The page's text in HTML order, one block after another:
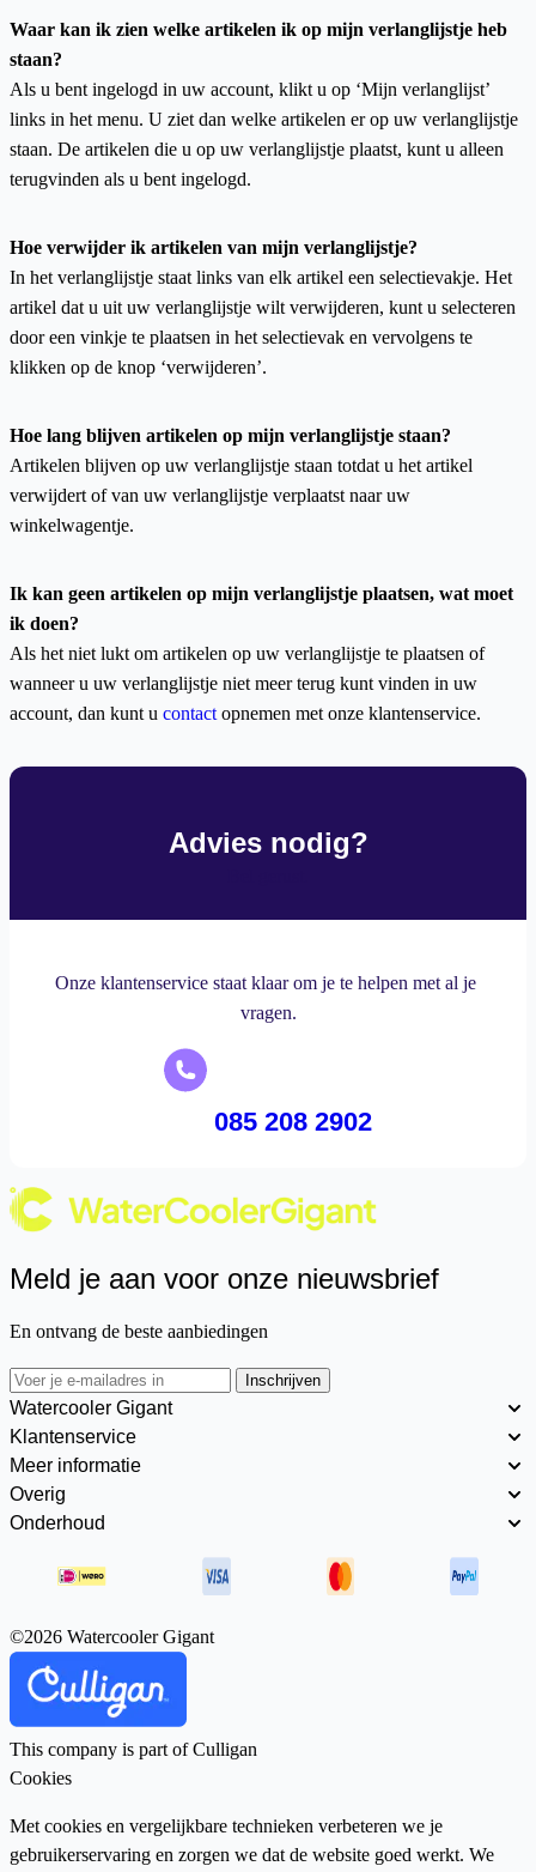
Waar kan ik zien welke artikelen ik op mijn verlanglijstje heb
staan?
Als u bent ingelogd in uw account, klikt u op ‘Mijn verlanglijst’
links in het menu. U ziet dan welke artikelen er op uw verlanglijstje
staan. De artikelen die u op uw verlanglijstje plaatst, kunt u alleen
terugvinden als u bent ingelogd.
Hoe verwijder ik artikelen van mijn verlanglijstje?
In het verlanglijstje staat links van elk artikel een selectievakje. Het
artikel dat u uit uw verlanglijstje wilt verwijderen, kunt u selecteren
door een vinkje te plaatsen in het selectievak en vervolgens te
klikken op de knop ‘verwijderen’.
Hoe lang blijven artikelen op mijn verlanglijstje staan?
Artikelen blijven op uw verlanglijstje staan totdat u het artikel
verwijdert of van uw verlanglijstje verplaatst naar uw
winkelwagentje.
Ik kan geen artikelen op mijn verlanglijstje plaatsen, wat moet
ik doen?
Als het niet lukt om artikelen op uw verlanglijstje te plaatsen of
wanneer u uw verlanglijstje niet meer terug kunt vinden in uw
account, dan kunt u contact opnemen met onze klantenservice.
Advies nodig?
Onze klantenservice staat klaar om je te helpen met al je
vragen.
085 208 2902
Meld je aan voor onze nieuwsbrief
En ontvang de beste aanbiedingen
Inschrijven
Watercooler Gigant
Klantenservice
Meer informatie
Overig
Onderhoud
©2026 Watercooler Gigant
This company is part of Culligan
Cookies
Met cookies en vergelijkbare technieken verbeteren we je
gebruikerservaring en zorgen we dat de website goed werkt. We